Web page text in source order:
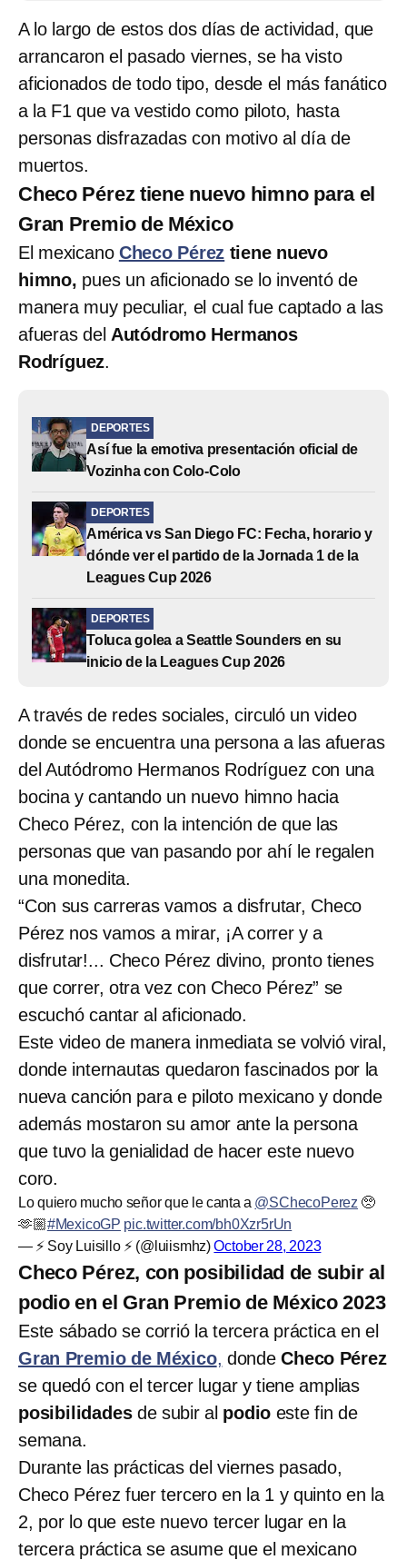
A lo largo de estos dos días de actividad, que
arrancaron el pasado viernes, se ha visto
aficionados de todo tipo, desde el más fanático
a la F1 que va vestido como piloto, hasta
personas disfrazadas con motivo al día de
muertos.
Checo Pérez tiene nuevo himno para el
Gran Premio de México
El mexicano Checo Pérez tiene nuevo
himno, pues un aficionado se lo inventó de
manera muy peculiar, el cual fue captado a las
afueras del Autódromo Hermanos
Rodríguez.
DEPORTES
Así fue la emotiva presentación oficial de
Vozinha con Colo-Colo
DEPORTES
América vs San Diego FC: Fecha, horario y
dónde ver el partido de la Jornada 1 de la
Leagues Cup 2026
DEPORTES
Toluca golea a Seattle Sounders en su
inicio de la Leagues Cup 2026
A través de redes sociales, circuló un video
donde se encuentra una persona a las afueras
del Autódromo Hermanos Rodríguez con una
bocina y cantando un nuevo himno hacia
Checo Pérez, con la intención de que las
personas que van pasando por ahí le regalen
una monedita.
“Con sus carreras vamos a disfrutar, Checo
Pérez nos vamos a mirar, ¡A correr y a
disfrutar!... Checo Pérez divino, pronto tienes
que correr, otra vez con Checo Pérez” se
escuchó cantar al aficionado.
Este video de manera inmediata se volvió viral,
donde internautas quedaron fascinados por la
nueva canción para e piloto mexicano y donde
además mostaron su amor ante la persona
que tuvo la genialidad de hacer este nuevo
coro.
Lo quiero mucho señor que le canta a @SChecoPerez 🥺
🫶🏼#MexicoGP pic.twitter.com/bh0Xzr5rUn
— ⚡ Soy Luisillo ⚡ (@luiismhz)October 28, 2023
Checo Pérez, con posibilidad de subir al
podio en el Gran Premio de México 2023
Este sábado se corrió la tercera práctica en el
Gran Premio de México, dondeCheco Pérez
se quedó con el tercer lugar y tiene amplias
posibilidadesde subir al podio este fin de
semana.
Durante las prácticas del viernes pasado,
Checo Pérez fuer tercero en la 1 y quinto en la
2, por lo que este nuevo tercer lugar en la
tercera práctica se asume que el mexicano